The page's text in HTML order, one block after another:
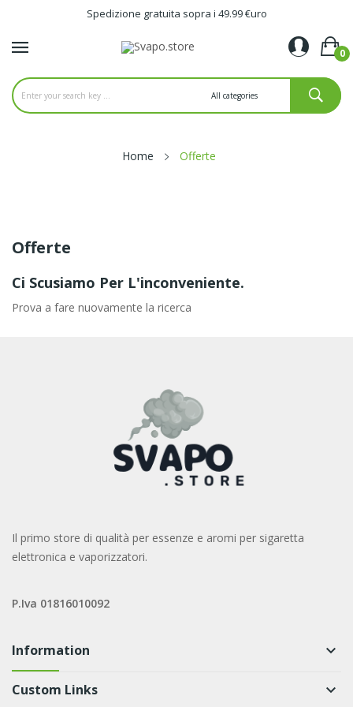
Spedizione gratuita sopra i 49.99 €uro
0
Home Offerte
Offerte
Ci Scusiamo Per L'inconveniente.
Prova a fare nuovamente la ricerca
Il primo store di qualità per essenze e aromi per sigaretta
elettronica e vaporizzatori.
P.Iva 01816010092
Information keyboard_arrow_down
Custom Links keyboard_arrow_down